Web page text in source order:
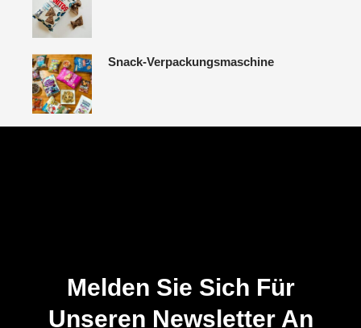
Snack-Verpackungsmaschine
Melden Sie Sich Für
Unseren Newsletter An